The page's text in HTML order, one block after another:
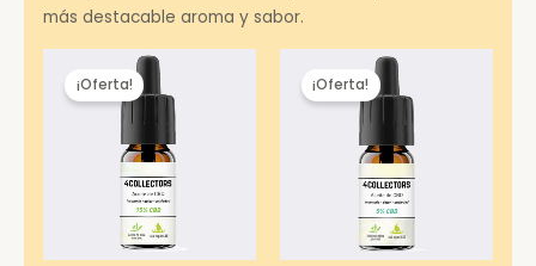
más destacable aroma y sabor.
¡Oferta! ¡Oferta!